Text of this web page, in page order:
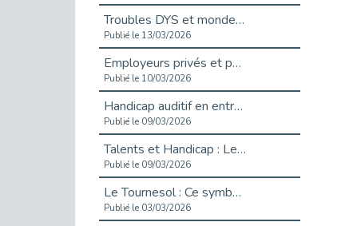
Troubles DYS et monde du travail : mieux comprendre pour mieux accompagner _ vidéo
Publié le 13/03/2026
Employeurs privés et publics : vigilance face aux démarchages liés à l’OETH en 2026
Publié le 10/03/2026
Handicap auditif en entreprise, aménagements pour sécuriser la communication - vidéo
Publié le 09/03/2026
Talents et Handicap : Le Top 10 des métiers plébiscités dans les Hauts-de-Seine
Publié le 09/03/2026
Le Tournesol : Ce symbole discret qui change la vie des personnes en situation de handicap invisible
Publié le 03/03/2026